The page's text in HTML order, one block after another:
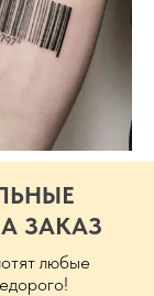
любые
ЗАКАЗ